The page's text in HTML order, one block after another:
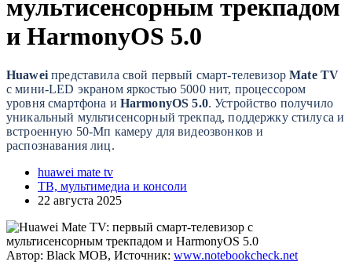
мультисенсорным трекпадом
и HarmonyOS 5.0
Huaweiпредставила свой первый смарт-телевизорMate TV
с мини-LED экраном яркостью 5000 нит, процессором
уровня смартфона и HarmonyOS 5.0. Устройство получило
уникальный мультисенсорный трекпад, поддержку стилуса и
встроенную 50-Мп камеру для видеозвонков и
распознавания лиц.
huawei mate tv
ТВ, мультимедиа и консоли
22 августа 2025
Автор: Black MOB, Источник: www.notebookcheck.net